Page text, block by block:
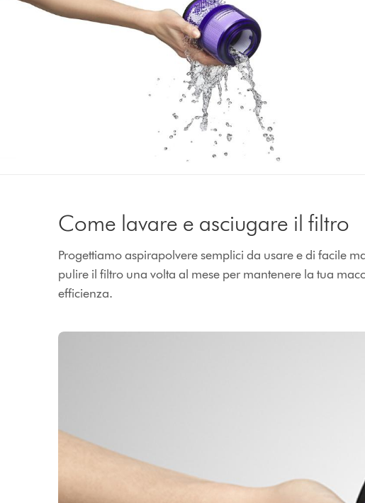
Come lavare e asciugare il filtro
Progettiamo aspirapolvere semplici da usare e di facile
pulire il filtro una volta al mese per mantenere la tua
efficienza.